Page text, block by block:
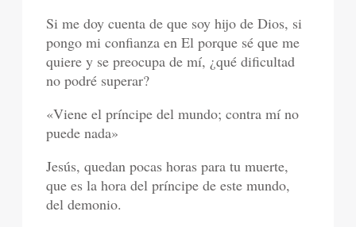
Si me doy cuenta de que soy hijo de Dios, si
pongo mi confianza en El porque sé que me
quiere y se preocupa de mí, ¿qué dificultad
no podré superar?
«Viene el príncipe del mundo; contra mí no
puede nada»
Jesús, quedan pocas horas para tu muerte,
que es la hora del príncipe de este mundo,
del demonio.